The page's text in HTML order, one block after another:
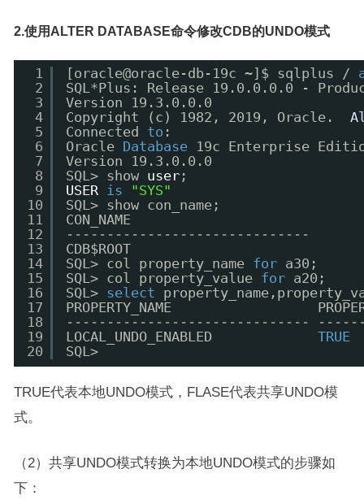
2.使用ALTER DATABASE命令修改CDB的UNDO模式
1
2
3
4
5
6
7
8
9
10
11
12
13
14
15
16
17
18
19
20
[oracle@oracle-db-19c ~]$ sqlplus /
SQL*Plus: Release 19.0.0.0.0 -
Version 19.3.0.0.0
Copyright (c) 1982, 2019, Oracle.
Connected to :
Oracle Database
19c Enterprise
Version 19.3.0.0.0
SQL> show user ;
USER is
"SYS"
SQL> show con_name;
CON_NAME
------------------------------
CDB$ROOT
SQL> col property_name for a30;
SQL> col property_value for a20;
SQL> select
PROPERTY_NAME
------------------------------
LOCAL_UNDO_ENABLED TRUE
SQL>
TRUE代表本地UNDO模式，FLASE代表共享UNDO模
式。
（2）共享UNDO模式转换为本地UNDO模式的步骤如
下：